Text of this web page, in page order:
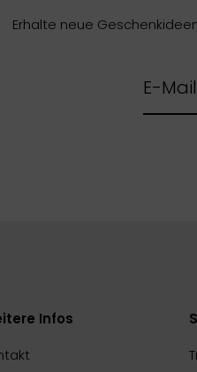
Erhalte neue
Infos